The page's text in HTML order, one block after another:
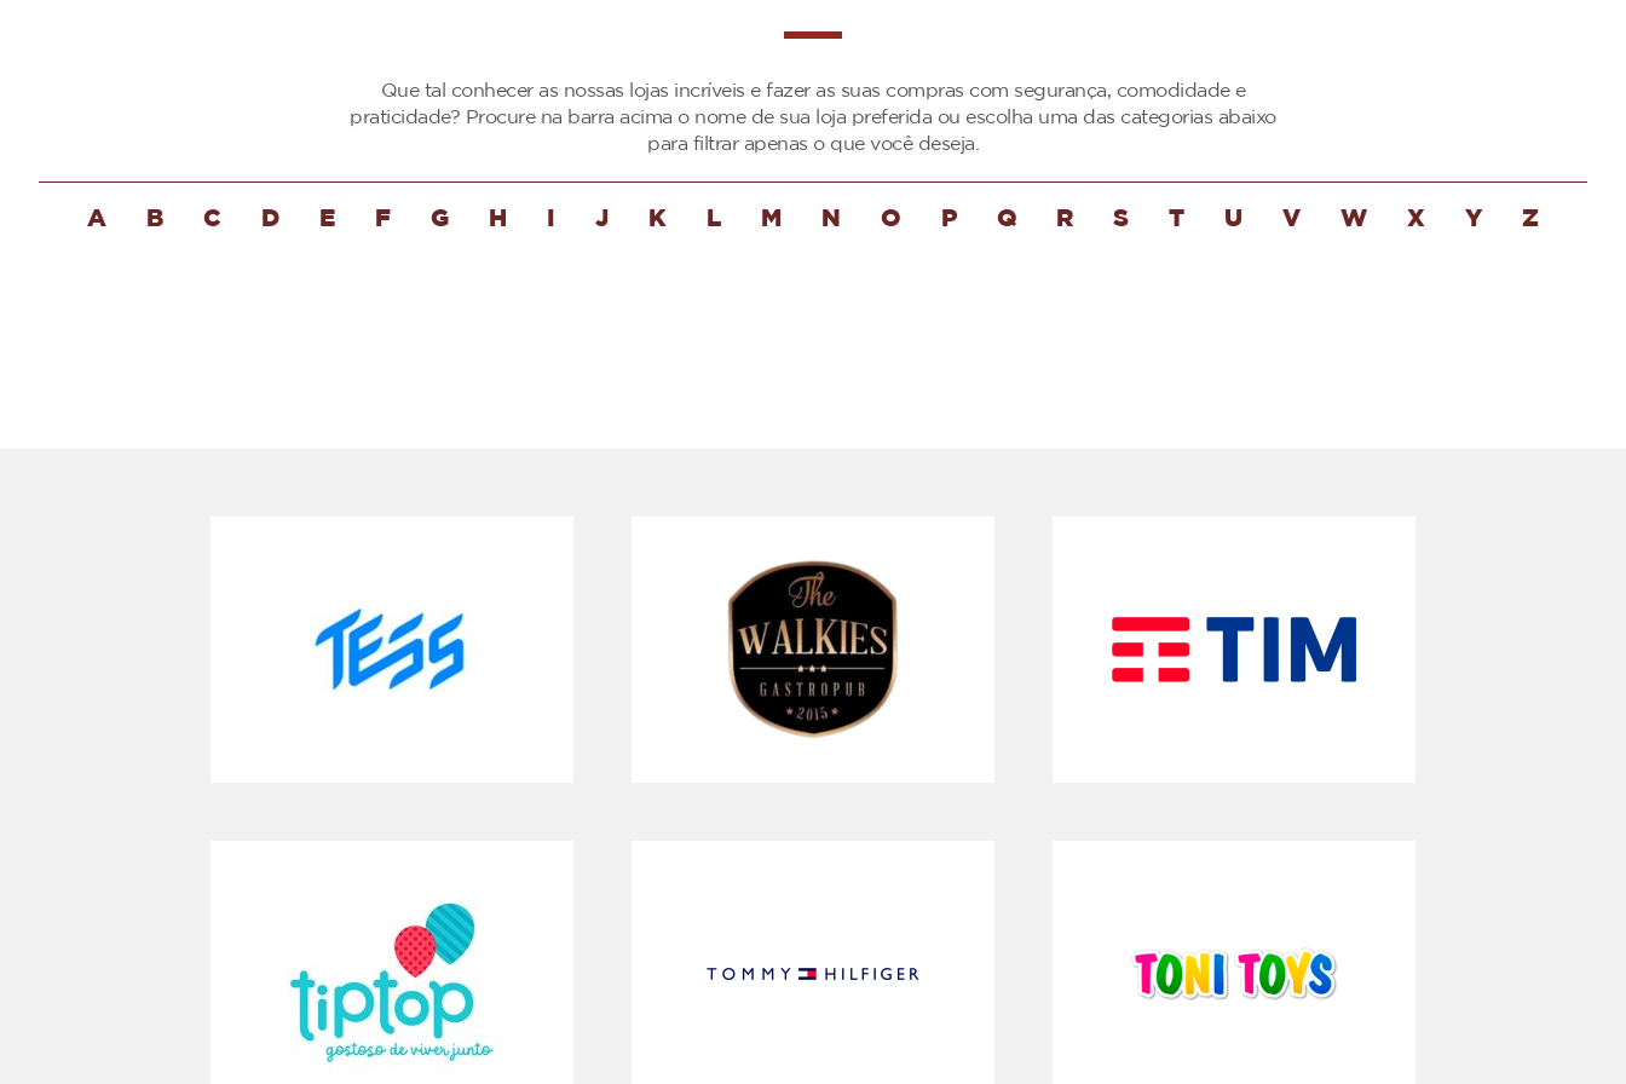
Que tal conhecer as nossas lojas incríveis e fazer as suas compras com segurança, comodidade e
praticidade? Procure na barra acima o nome de sua loja preferida ou escolha uma das categorias abaixo
para filtrar apenas o que você deseja.
A B C D E F G H J K L M N O P Q R S T U V W X Y Z